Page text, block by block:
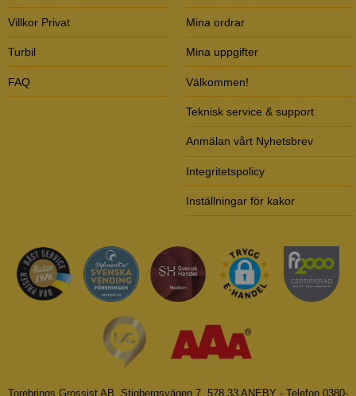
Villkor Privat
Turbil
FAQ
Mina ordrar
Mina uppgifter
Välkommen!
Teknisk service & support
Anmälan vårt Nyhetsbrev
Integritetspolicy
Inställningar för kakor
Torebrings Grossist AB, Stigbergsvägen 7, 578 33 ANEBY - Telefon 0380-